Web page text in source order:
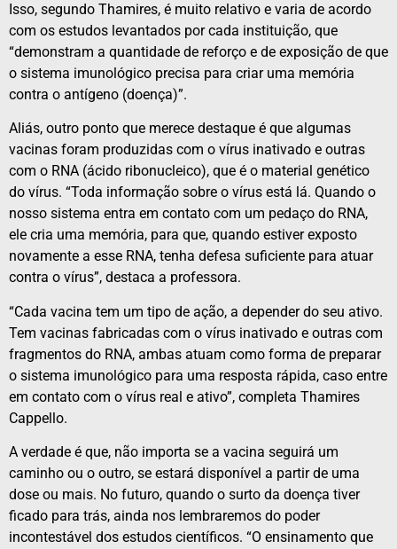
Isso, segundo Thamires, é muito relativo e varia de acordo
com os estudos levantados por cada instituição, que
“demonstram a quantidade de reforço e de exposição de que
o sistema imunológico precisa para criar uma memória
contra o antígeno (doença)”.
Aliás, outro ponto que merece destaque é que algumas
vacinas foram produzidas com o vírus inativado e outras
com o RNA (ácido ribonucleico), que é o material genético
do vírus. “Toda informação sobre o vírus está lá. Quando o
nosso sistema entra em contato com um pedaço do RNA,
ele cria uma memória, para que, quando estiver exposto
novamente a esse RNA, tenha defesa suficiente para atuar
contra o vírus”, destaca a professora.
“Cada vacina tem um tipo de ação, a depender do seu ativo.
Tem vacinas fabricadas com o vírus inativado e outras com
fragmentos do RNA, ambas atuam como forma de preparar
o sistema imunológico para uma resposta rápida, caso entre
em contato com o vírus real e ativo”, completa Thamires
Cappello.
A verdade é que, não importa se a vacina seguirá um
caminho ou o outro, se estará disponível a partir de uma
dose ou mais. No futuro, quando o surto da doença tiver
ficado para trás, ainda nos lembraremos do poder
incontestável dos estudos científicos. “O ensinamento que